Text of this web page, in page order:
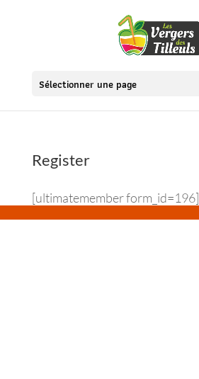
Sélectionner une page
Register
[ultimatemember form_id=196]